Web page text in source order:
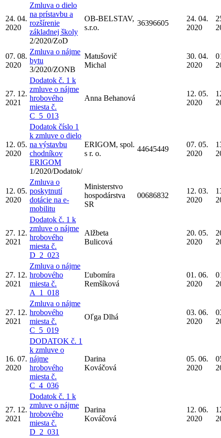
24. 04.
2020
Zmluva o dielo
na prístavbu a
rozšírenie
základnej školy
2/2020/ZoD
OB-BELSTAV,
s.r.o.
36396605
24. 04.
2020
07. 08.
2020
Zmluva o nájme
bytu
3/2020/ZONB
Matušovič
Michal
30. 04.
2020
27. 12.
2021
Dodatok č. 1 k
zmluve o nájme
hrobového
miesta č.
C_5_013
Anna Behanová
12. 05.
2020
12. 05.
2020
Dodatok číslo 1
k zmluve o dielo
na výstavbu
chodníkov
ERIGOM
1/2020/Dodatok/
ERIGOM, spol.
s r. o.
44645449
07. 05.
2020
12. 05.
2020
Zmluva o
poskytnutí
dotácie na e-
mobilitu
Ministerstvo
hospodárstva
SR
00686832
12. 03.
2020
27. 12.
2021
Dodatok č. 1 k
zmluve o nájme
hrobového
miesta č.
D_2_023
Alžbeta
Bulicová
20. 05.
2020
27. 12.
2021
Zmluva o nájme
hrobového
miesta č.
A_1_018
Ľubomíra
Remšíková
01. 06.
2020
27. 12.
2021
Zmluva o nájme
hrobového
miesta č.
C_5_019
Oľga Dlhá
03. 06.
2020
16. 07.
2020
DODATOK č. 1
k zmluve o
nájme
hrobového
miesta č.
C_4_036
Darina
Kováčová
05. 06.
2020
27. 12.
2021
Dodatok č. 1 k
zmluve o nájme
hrobového
miesta č.
D_2_031
Darina
Kováčová
12. 06.
2020